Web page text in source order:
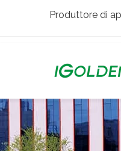
Produttore di